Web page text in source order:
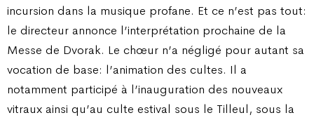
incursion dans la musique profane. Et ce n’est pas tout:
le directeur annonce l’interprétation prochaine de la
Messe de Dvorak. Le chœur n’a négligé pour autant sa
vocation de base: l’animation des cultes. Il a
notamment participé à l’inauguration des nouveaux
vitraux ainsi qu’au culte estival sous le Tilleul, sous la